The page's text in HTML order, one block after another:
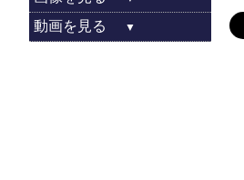
動画を見る